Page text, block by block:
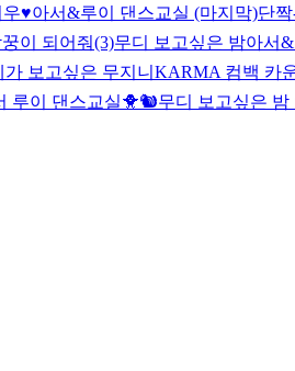
♥아서&루이 댄스교실 (마지막)단
이 되어줘(3)무디 보고싶은 밤아서
가 보고싶은 무지니 KARMA 컴백 카
루이 댄스교실🐥🐿무디 보고싶은 밤